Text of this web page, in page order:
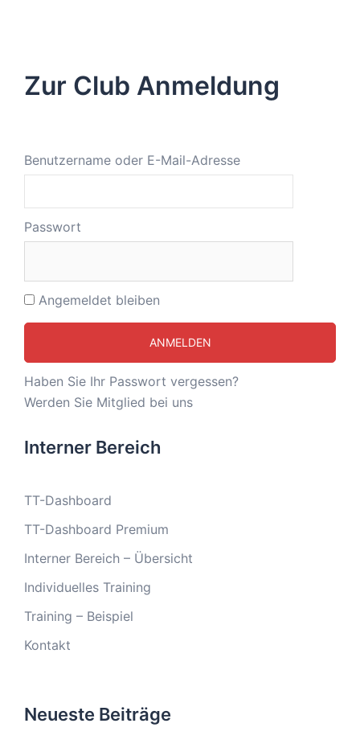
Zur Club Anmeldung
Benutzername oder E-Mail-Adresse
Passwort
Angemeldet bleiben
Haben Sie Ihr Passwort vergessen?
Werden Sie Mitglied bei uns
Interner Bereich
TT-Dashboard
TT-Dashboard Premium
Interner Bereich – Übersicht
Individuelles Training
Training – Beispiel
Kontakt
Neueste Beiträge